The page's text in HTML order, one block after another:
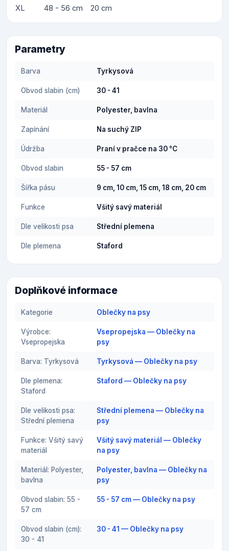
XL
48 - 56 cm 20 cm
Parametry
Barva Tyrkysová
Obvod slabin (cm) 30 - 41
Materiál Polyester, bavlna
Zapínání Na suchý ZIP
Údržba Praní v pračce na 30 °C
Obvod slabin 55 - 57 cm
Šířka pásu 9 cm, 10 cm, 15 cm, 18 cm, 20 cm
Funkce Všitý savý materiál
Dle velikosti psa Střední plemena
Dle plemena Staford
Doplňkové informace
Kategorie Oblečky na psy
Výrobce:
Vsepropejska
Vsepropejska — Oblečky na
psy
Barva: Tyrkysová Tyrkysová — Oblečky na psy
Dle plemena:
Staford
Staford — Oblečky na psy
Dle velikosti psa:
Střední plemena
Střední plemena — Oblečky na
psy
Funkce: Všitý savý
materiál
Všitý savý materiál — Oblečky
na psy
Materiál: Polyester,
bavlna
Polyester, bavlna — Oblečky na
psy
Obvod slabin: 55 -
57 cm
55 - 57 cm — Oblečky na psy
Obvod slabin (cm):
30 - 41
30 - 41 — Oblečky na psy